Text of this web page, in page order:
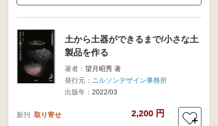
土から土器ができるまで/小さな土
製品を作る
著者： 望月昭秀 著
発行元： ニルソンデザイン事務所
出版年： 2022/03
新刊 取り寄せ 2,200 円
＋